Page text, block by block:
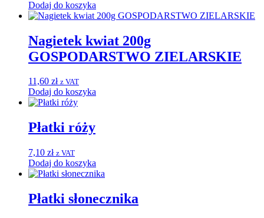
Dodaj do koszyka
Nagietek kwiat 200g
GOSPODARSTWO ZIELARSKIE
11,60 zł z VAT
Dodaj do koszyka
Płatki róży
7,10 zł z VAT
Dodaj do koszyka
Płatki słonecznika